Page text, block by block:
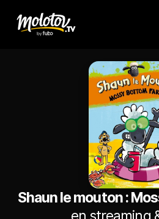
Shaun le mouton :